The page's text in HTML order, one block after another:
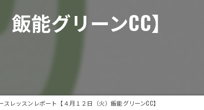
のお申込み
体験
能グリーンCC】
スレッスンレポート【４月１２日（火）飯能グリーンCC】